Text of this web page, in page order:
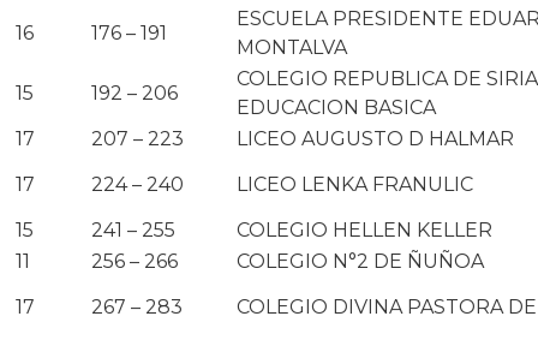
16
176 – 191
ESCUELA PRESIDENTE
MONTALVA
15
192 – 206
COLEGIO REPUBLICA DE SIRIA
EDUCACION BASICA
17
207 – 223
LICEO AUGUSTO D HALMAR
17
224 – 240
LICEO LENKA FRANULIC
15
241 – 255
COLEGIO HELLEN KELLER
11
256 – 266
COLEGIO N°2 DE ÑUÑOA
17
267 – 283
COLEGIO DIVINA PASTORA